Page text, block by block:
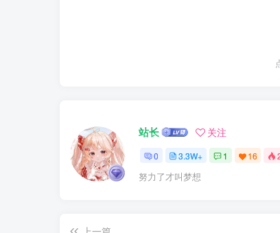
站长 关注
0 3.3W+ 1 16
努力了才叫梦想